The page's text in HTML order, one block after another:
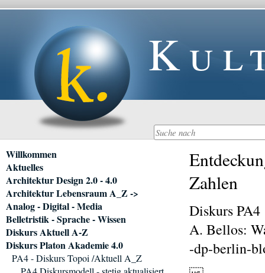
Zahlen
Diskurs PA4
A. Bellos:
-dp-berlin-
Navigation
überspringen
Willkommen
Aktuelles
Architektur Design 2.0 - 4.0
Architektur Lebensraum A_Z ->
Analog - Digital - Media
Belletristik - Sprache - Wissen
Diskurs Aktuell A-Z
Diskurs Platon Akademie 4.0
PA4 - Diskurs Topoi /Aktuell A_Z